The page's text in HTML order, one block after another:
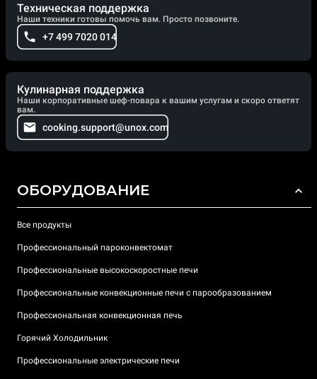
Техническая поддержка
Наши техники готовы помочь вам. Просто позвоните.
+7 499 7020 014
Кулинарная поддержка
Наши корпоративные шеф-повара к вашим услугам и скоро ответят
вам.
cooking.support@unox.com
ОБОРУДОВАНИЕ
Все продукты
Профессиональный пароконвектомат
Профессиональные высокоскоростные печи
Профессиональные конвекционные печи с парообразованием
Профессиональная конвекционная печь
Горячий Холодильник
Профессиональные электрические печи